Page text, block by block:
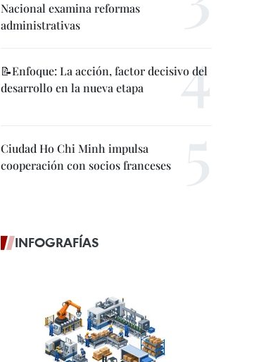
Nacional examina reformas
administrativas
📝Enfoque: La acción, factor decisivo del
desarrollo en la nueva etapa
Ciudad Ho Chi Minh impulsa
cooperación con socios franceses
INFOGRAFÍAS